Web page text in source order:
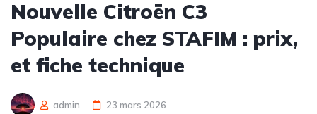
Nouvelle Citroën C3
Populaire chez STAFIM : prix,
et fiche technique
admin 23 mars 2026